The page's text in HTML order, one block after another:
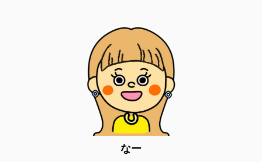
なー